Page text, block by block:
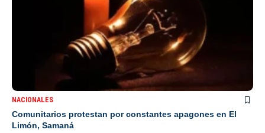
NACIONALES
Comunitarios protestan por constantes apagones en El
Limón, Samaná